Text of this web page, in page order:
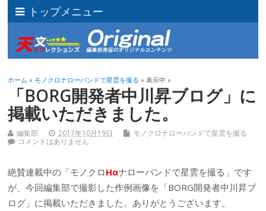
トップメニュー
ホーム »モノクロナローバンドで星雲を撮る » 表示中 »
「BORG開発者中川昇ブログ」に
掲載いただきました。
編集部 2017年10月19日
モノクロナローバンドで星雲を撮る
コメントはありません
絶賛連載中の「モノクロ Hαナローバンドで星雲を撮る」です
が、今回編集部で撮影した作例画像を「BORG開発者中川昇ブ
ログ」に掲載いただきました。ありがとうございます。